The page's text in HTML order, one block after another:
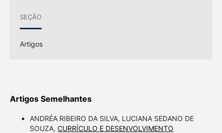
SEÇÃO
Artigos
Artigos Semelhantes
ANDRÉA RIBEIRO DA SILVA, LUCIANA SEDANO DE
SOUZA, CURRÍCULO E DESENVOLVIMENTO